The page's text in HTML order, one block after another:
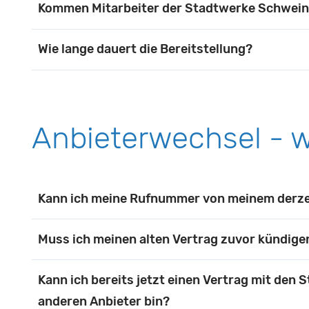
Hierfür stehen Ihnen mehrere Wege zur
sw.de/internetoder Sie melden sich
uns in der Wolfsgasse 5.
Kommen Mitarbeiter der Stadtwerke
Ja, Mitarbeiter der Stadtwerke Schweinfurt
unsicher sein, können Sie jederzeit auch den
Wie lange dauert die Bereitstellung?
Anbieterwechsel -
Kann ich meine Rufnummer von meinem
Selbstverständlich können Sie bei einem
Sie von ihrem bisherigen Anbieter. Dieser
Muss ich meinen alten Vertrag zuvor
Nein, wenn Sie einen Vertrag inkl. Telefonie
bekommen dann eine Information, ab wann
Kann ich bereits jetzt einen Vertrag mit den
anderen Anbieter bin?